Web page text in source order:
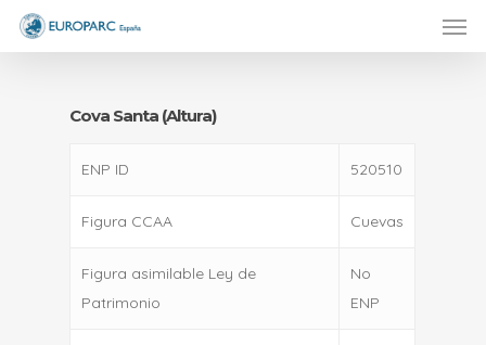
Skip
Cova Santa (Altura)
ENP ID 520510
Figura CCAA Cuevas
Figura asimilable Ley de
Patrimonio
No
ENP